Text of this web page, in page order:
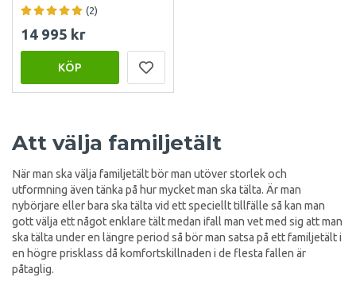
(2)
14 995 kr
KÖP
Att välja familjetält
När man ska välja familjetält bör man utöver storlek och
utformning även tänka på hur mycket man ska tälta. Är man
nybörjare eller bara ska tälta vid ett speciellt tillfälle så kan man
gott välja ett något enklare tält medan ifall man vet med sig att man
ska tälta under en längre period så bör man satsa på ett familjetält i
en högre prisklass då komfortskillnaden i de flesta fallen är
påtaglig.